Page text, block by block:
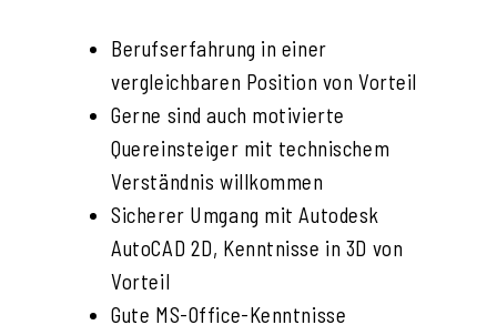
Berufserfahrung in einer
vergleichbaren Position von Vorteil
Gerne sind auch motivierte
Quereinsteiger mit technischem
Verständnis willkommen
Sicherer Umgang mit Autodesk
AutoCAD 2D, Kenntnisse in 3D von
Vorteil
Gute MS-Office-Kenntnisse